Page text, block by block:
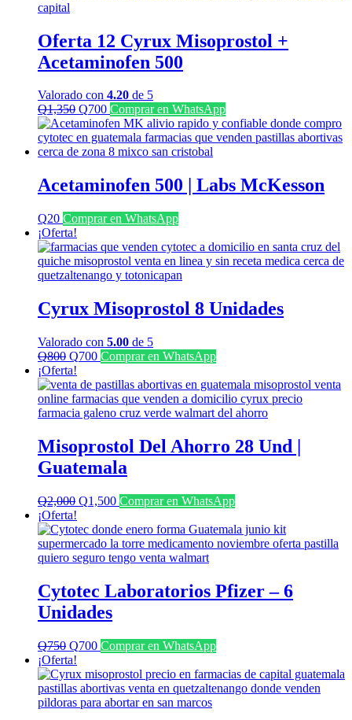
Oferta 12 Cyrux Misoprostol +
Acetaminofen 500
Valorado con 4.20 de 5
Q1,350 El
precio
original
era:
Q700El
precio
actual
es:
Comprar en WhatsApp
Acetaminofen 500 | Labs McKesson
Q20 Comprar en WhatsApp
¡Oferta!
Cyrux Misoprostol 8 Unidades
Valorado con 5.00 de 5
Q800 El
precio
original
era:
Q800.
Q700El
actual
es:
Q700.
Comprar en WhatsApp
¡Oferta!
Misoprostol Del Ahorro 28 Und |
Guatemala
Q2,000 El
original
era:
Q2,000.
Q1,500El
actual
es:
Q1,500.
Comprar en WhatsApp
¡Oferta!
Cytotec Laboratorios Pfizer – 6
Unidades
Q750 El
precio
original
era:
Q750.
Q700El
actual
es:
Q700.
Comprar en WhatsApp
¡Oferta!